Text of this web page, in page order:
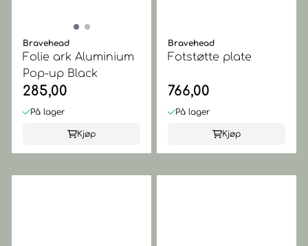
Bravehead
Folie ark Aluminium
Pop-up Black
285,00
På lager
Kjøp
Bravehead
Fotstøtte plate
766,00
På lager
Kjøp